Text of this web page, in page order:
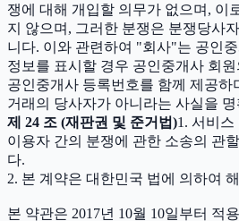
쟁에 대해 개입할 의무가 없으며, 이
지 않으며, 그러한 분쟁은 분쟁당사
니다. 이와 관련하여 "회사"는 공인
정보를 표시할 경우 공인중개사 회
공인중개사 등록번호를 함께 제공하
거래의 당사자가 아니라는 사실을
제 24 조 (재판권 및 준거법)1. 서비
이용자 간의 분쟁에 관한 소송의 관
다.
2. 본 계약은 대한민국 법에 의하여
본 약관은 2017년 10월 10일부터 적